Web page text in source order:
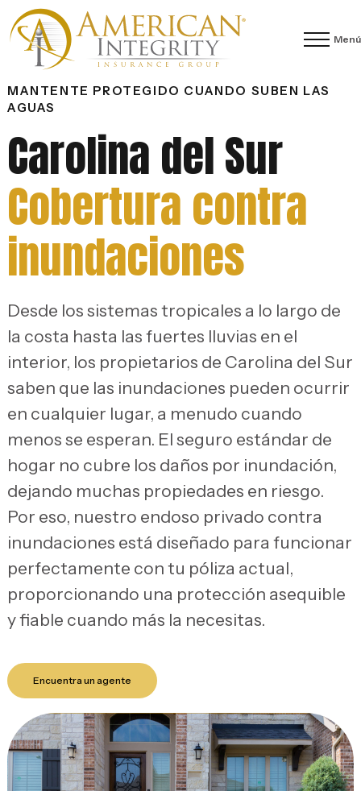
Menú
MANTENTE PROTEGIDO CUANDO SUBEN LAS
AGUAS
Carolina del Sur
Cobertura contra
inundaciones
Desde los sistemas tropicales a lo largo de
la costa hasta las fuertes lluvias en el
interior, los propietarios de Carolina del Sur
saben que las inundaciones pueden ocurrir
en cualquier lugar, a menudo cuando
menos se esperan. El seguro estándar de
hogar no cubre los daños por inundación,
dejando muchas propiedades en riesgo.
Por eso, nuestro endoso privado contra
inundaciones está diseñado para funcionar
perfectamente con tu póliza actual,
proporcionando una protección asequible
y fiable cuando más la necesitas.
Encuentra un agente